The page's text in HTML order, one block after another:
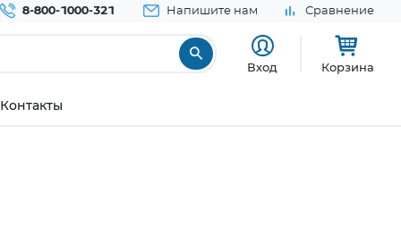
8-800-1000-321 Напишите нам Сравнение
Вход Корзина
Контакты